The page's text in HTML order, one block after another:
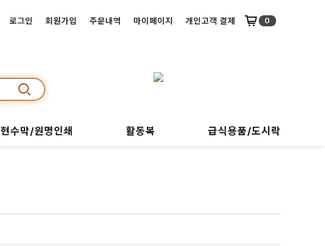
로그인 회원가입 주문내역 마이페이지 개인고객 결제 0
현수막/원명인쇄 활동복 급식용품/도시락